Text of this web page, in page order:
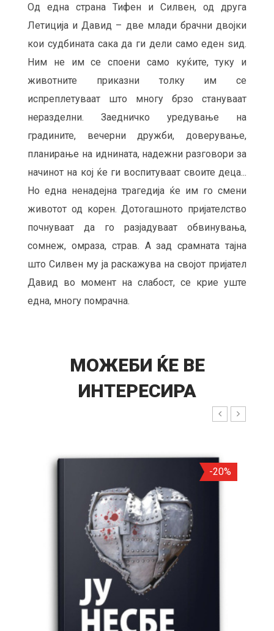
Од една страна Тифен и Силвен, од друга
Летиција и Давид – две млади брачни двојки
кои судбината сака да ги дели само еден ѕид.
Ним не им се споени само куќите, туку и
животните приказни толку им се
испреплетуваат што многу брзо стануваат
неразделни. Заедничко уредување на
градините, вечерни дружби, доверување,
планирање на иднината, надежни разговори за
начинот на кој ќе ги воспитуваат своите деца...
Но една ненадејна трагедија ќе им го смени
животот од корен. Дотогашното пријателство
почнуваат да го разјадуваат обвинувања,
сомнеж, омраза, страв. А зад срамната тајна
што Силвен му ја раскажува на својот пријател
Давид во момент на слабост, се крие уште
една, многу помрачна.
МОЖЕБИ ЌЕ ВЕ
ИНТЕРЕСИРА
-20%